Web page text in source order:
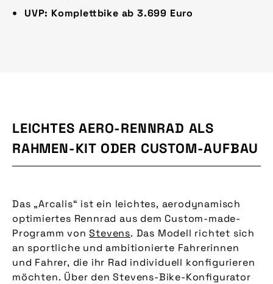
UVP: Komplettbike ab 3.699 Euro
LEICHTES AERO-RENNRAD ALS
RAHMEN-KIT ODER CUSTOM-AUFBAU
Das „Arcalis“ ist ein leichtes, aerodynamisch
optimiertes Rennrad aus dem Custom-made-
Programm vonStevens. Das Modell richtet sich
an sportliche und ambitionierte Fahrerinnen
und Fahrer, die ihr Rad individuell konfigurieren
möchten. Über den Stevens-Bike-Konfigurator